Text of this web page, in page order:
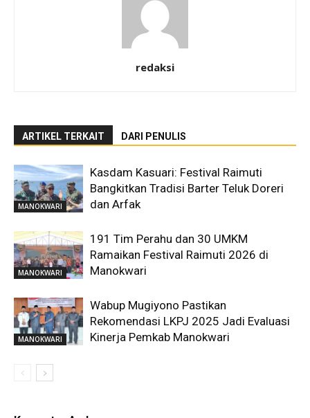
redaksi
ARTIKEL TERKAIT DARI PENULIS
MANOKWARI
Kasdam Kasuari: Festival Raimuti
Bangkitkan Tradisi Barter Teluk Doreri
dan Arfak
MANOKWARI
191 Tim Perahu dan 30 UMKM
Ramaikan Festival Raimuti 2026 di
Manokwari
MANOKWARI
Wabup Mugiyono Pastikan
Rekomendasi LKPJ 2025 Jadi Evaluasi
Kinerja Pemkab Manokwari